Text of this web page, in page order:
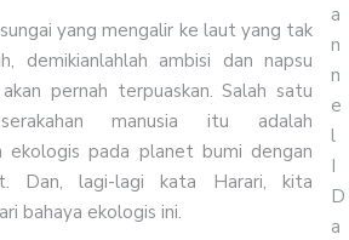
yang mengalir ke laut yang tak
demikianlahlah ambisi dan napsu
pernah terpuaskan. Salah satu
manusia itu adalah
ekologis pada planet bumi dengan
Dan, lagi-lagi kata Harari, kita
bahaya ekologis ini.
a
n
n
e
l
I
D
a